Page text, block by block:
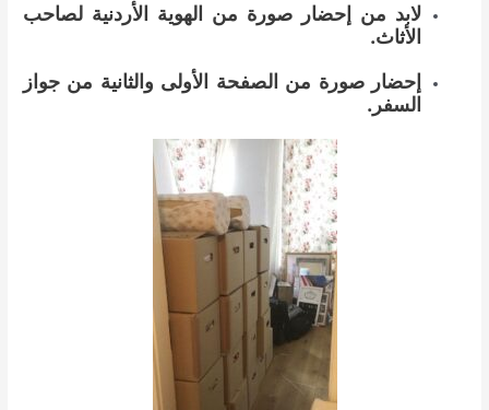
لابد من إحضار صورة من الهوية الأردنية لصاحب
الأثاث.
إحضار صورة من الصفحة الأولى والثانية من جواز
السفر.